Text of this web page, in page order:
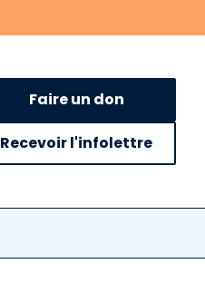
Faire un don
Recevoir l'infolettre